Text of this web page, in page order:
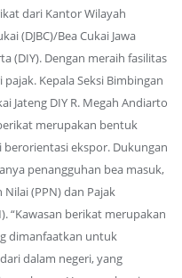
dari Kantor Wilayah
(DJBC)/Bea Cukai Jawa
(DIY). Dengan meraih fasilitas
Kepala Seksi Bimbingan
Jateng DIY R. Megah Andiarto
merupakan bentuk
ekspor. Dukungan
penangguhan bea masuk,
(PPN) dan Pajak
“Kawasan berikat merupakan
dimanfaatkan untuk
dalam negeri, yang